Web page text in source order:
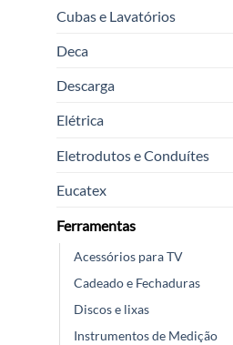
Cubas e Lavatórios
Deca
Descarga
Elétrica
Eletrodutos e Conduítes
Eucatex
Ferramentas
Acessórios para TV
Cadeado e Fechaduras
Discos e lixas
Instrumentos de Medição